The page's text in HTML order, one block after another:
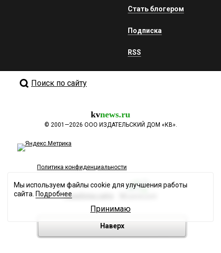
Стать блогером
Подписка
RSS
Поиск по сайту
kvnews.ru
© 2001—2026 ООО ИЗДАТЕЛЬСКИЙ ДОМ «КВ».
Политика конфиденциальности
Разработка сайта
Наверх
Мы используем файлы cookie для улучшения работы
сайта. Подробнее
Принимаю